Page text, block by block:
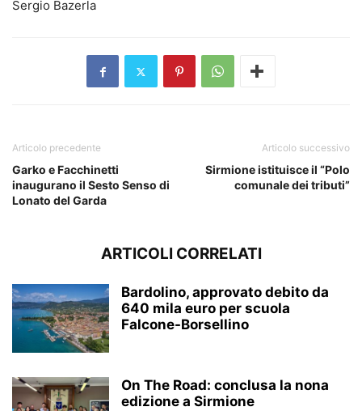
Sergio Bazerla
Articolo precedente
Garko e Facchinetti
inaugurano il Sesto Senso di
Lonato del Garda
Articolo successivo
Sirmione istituisce il “Polo
comunale dei tributi”
ARTICOLI CORRELATI
Bardolino, approvato debito da
640 mila euro per scuola
Falcone-Borsellino
On The Road: conclusa la nona
edizione a Sirmione